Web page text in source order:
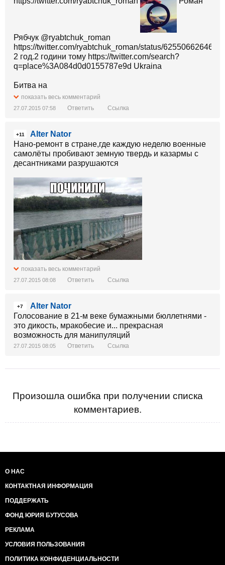
Рябчук ‏@ryabtchuk_roman
https://twitter.com/ryabtchuk_roman/status/
2 год.2 години тому https://twitter.com/search?
q=place%3A084d0d0155787e9d Ukraina
Битва на
https://twitter.com/hashtag/
src=hash #205округ завершена. Гречка проиграла
показать весь комментарий
27.07.2015 07:58 Ответить Ссылка
+11
Alter Nator
Нано-ремонт в стране,где каждую неделю военные
самолёты пробивают земную твердь и казармы с
десантниками разрушаются
показать весь комментарий
27.07.2015 08:08 Ответить Ссылка
+7
Alter Nator
Голосование в 21-м веке бумажными бюллетнями -
это дикость, мракобесие и... прекрасная
возможность для манипуляций
27.07.2015 08:05 Ответить Ссылка
Произошла ошибка при получении списка
комментариев.
О НАС
КОНТАКТНАЯ ИНФОРМАЦИЯ
ПОДДЕРЖАТЬ
ФОНД ЮРИЯ БУТУСОВА
РЕКЛАМА
УСЛОВИЯ ПОЛЬЗОВАНИЯ
ПОЛИТИКА КОНФИДЕНЦИАЛЬНОСТИ